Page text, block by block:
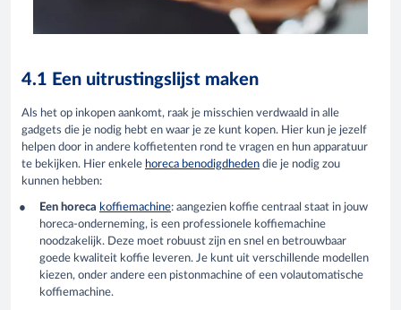
4.1 Een uitrustingslijst maken
Als het op inkopen aankomt, raak je misschien verdwaald in alle
gadgets die je nodig hebt en waar je ze kunt kopen. Hier kun je jezelf
helpen door in andere koffietenten rond te vragen en hun apparatuur
te bekijken. Hier enkele horeca benodigdheden die je nodig zou
kunnen hebben:
Een horeca koffiemachine: aangezien koffie centraal staat in jouw
horeca-onderneming, is een professionele koffiemachine
noodzakelijk. Deze moet robuust zijn en snel en betrouwbaar
goede kwaliteit koffie leveren. Je kunt uit verschillende modellen
kiezen, onder andere een pistonmachine of een volautomatische
koffiemachine.